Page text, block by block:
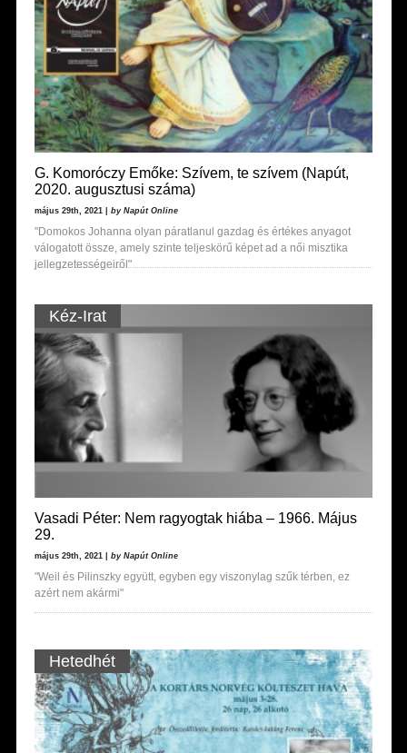
G. Komoróczy Emőke: Szívem, te szívem (Napút,
2020. augusztusi száma)
május 29th, 2021 | by Napút Online
"Domokos Johanna olyan páratlanul gazdag és értékes anyagot
válogatott össze, amely szinte teljeskörű képet ad a női misztika
jellegzetességeiről"
Kéz-Irat
Vasadi Péter: Nem ragyogtak hiába – 1966. Május
29.
május 29th, 2021 | by Napút Online
"Weil és Pilinszky együtt, egyben egy viszonylag szűk térben, ez
azért nem akármi"
Hetedhét